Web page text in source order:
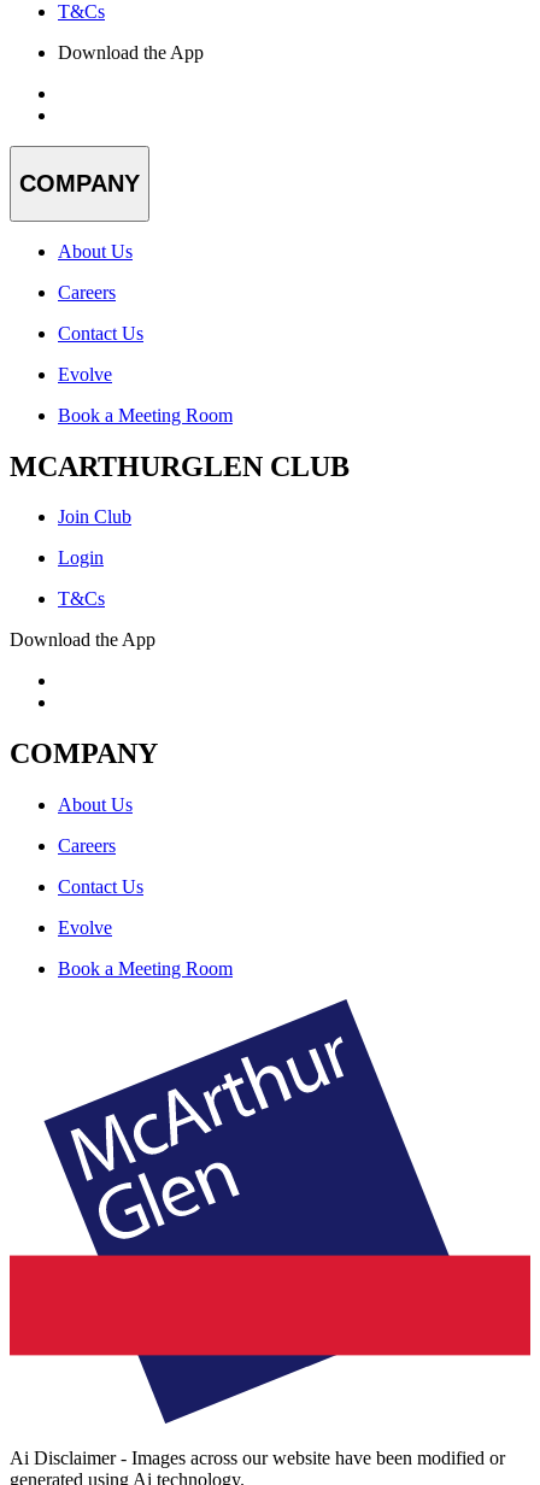
T&Cs
Download the App
COMPANY
About Us
Careers
Contact Us
Evolve
Book a Meeting Room
MCARTHURGLEN CLUB
Join Club
Login
T&Cs
Download the App
COMPANY
About Us
Careers
Contact Us
Evolve
Book a Meeting Room
Ai Disclaimer - Images across our website have been modified or
generated using Ai technology.